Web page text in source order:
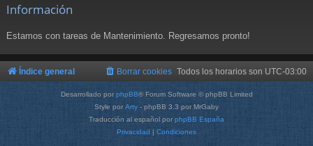
Información
Estamos con tareas de Mantenimiento. Regresamos pronto!
Índice general Todos los horarios son UTC-03:00
Borrar cookies
Desarrollado por phpBB® Forum Software © phpBB Limited
Style por Arty - phpBB 3.3 por MrGaby
Traducción al español por phpBB España
Privacidad | Condiciones